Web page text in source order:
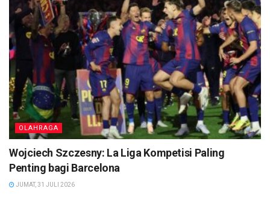
OLAHRAGA
Wojciech Szczesny: La Liga Kompetisi Paling
Penting bagi Barcelona
JUMAT, 31 JULI 2026